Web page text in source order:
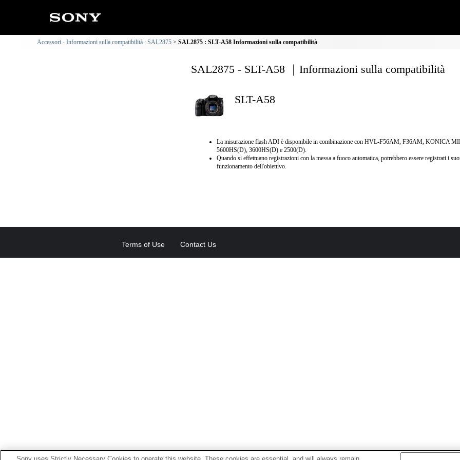
Accessori - Informazioni sulla compatibilità : SAL2875 SAL2875 : SLT-A58 Informazioni sulla compatibilità
SAL2875 - SLT-A58 ｜Informazioni sulla compatibilità
SLT-A58
La misurazione flash ADI è disponibile in combinazione con HVL-F56AM, F36AM, KONICA
5600HS(D), 3600HS(D) e 2500(D).
Quando si effettuano registrazioni con la messa a fuoco automatica, potrebbero essere registrati i
funzionamento dell'obiettivo.
Terms of Use Contact Us